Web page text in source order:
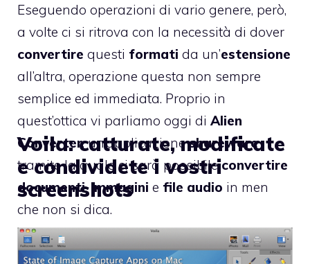
Eseguendo operazioni di vario genere, però,
a volte ci si ritrova con la necessità di dover
convertire questi formati da un’estensione
all’altra, operazione questa non sempre
semplice ed immediata. Proprio in
quest’ottica vi parliamo oggi di Alien
Converter, un’applicazioneshareware
tramite la quale ci sarà possibileconvertire
documenti,immagini e file audio in men
che non si dica.
Voila: catturate, modificate
e condividete i vostri
screenshots